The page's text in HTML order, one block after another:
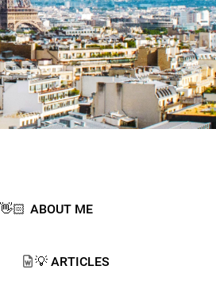
👋🏻 ABOUT ME
💡​ ARTICLES